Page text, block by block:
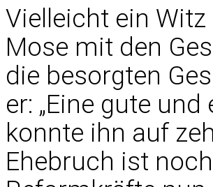
Vielleicht ein
Mose mit den
die besorgten
er: „Eine gute
konnte ihn auf
Ehebruch ist